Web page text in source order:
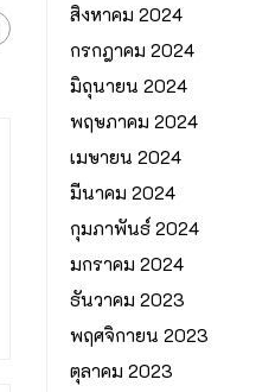
สิงหาคม 2024
กรกฎาคม 2024
มิถุนายน 2024
พฤษภาคม 2024
เมษายน 2024
มีนาคม 2024
กุมภาพันธ์ 2024
มกราคม 2024
ธันวาคม 2023
พฤศจิกายน 2023
ตุลาคม 2023